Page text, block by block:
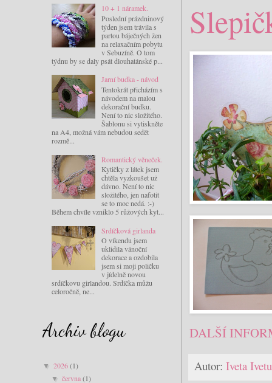
DALŠÍ
Autor: Iveta
10 + 1 náramek.
Poslední prázdninový
týden jsem trávila s
partou báječných žen
na relaxačním pobytu
v Sebuzíně. O tom
týdnu by se daly psát dlouhatánské p...
Jarní budka - návod
Tentokrát přicházím s
návodem na malou
dekorační budku.
Není to nic složitého.
Šablonu si vytiskněte
na A4, možná vám nebudou sedět
rozmě...
Romantický věneček.
Kytičky z látek jsem
chtěla vyzkoušet už
dávno. Není to nic
složitého, jen nafotit
se to moc nedá. :-)
Během chvíle vzniklo 5 růžových kyt...
Srdíčková girlanda
O víkendu jsem
uklidila vánoční
dekorace a ozdobila
jsem si moji poličku
v jídelně novou
srdíčkovu girlandou. Srdíčka můžu
celoročně, ne...
Archiv blogu
▼ 2026(1)
▼června(1)